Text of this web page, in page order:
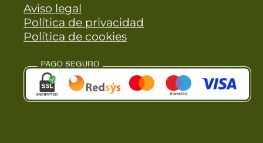
Aviso legal
Política de privacidad
Política de cookies